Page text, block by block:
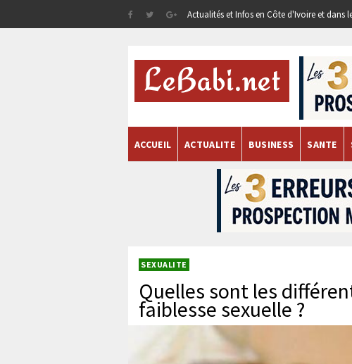
Actualités et Infos en Côte d'Ivoire et dans
ACCUEIL ACTUALITE BUSINESS SANTE
SEXUALITE
Quelles sont les
faiblesse sexuelle ?